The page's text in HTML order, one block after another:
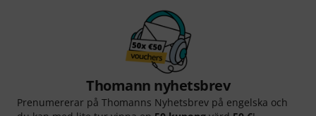
Thomann nyhetsbrev
Prenumererar på Thomanns Nyhetsbrev på engelska och